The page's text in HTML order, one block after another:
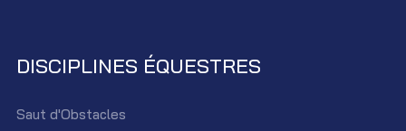
DISCIPLINES ÉQUESTRES
Saut d'Obstacles